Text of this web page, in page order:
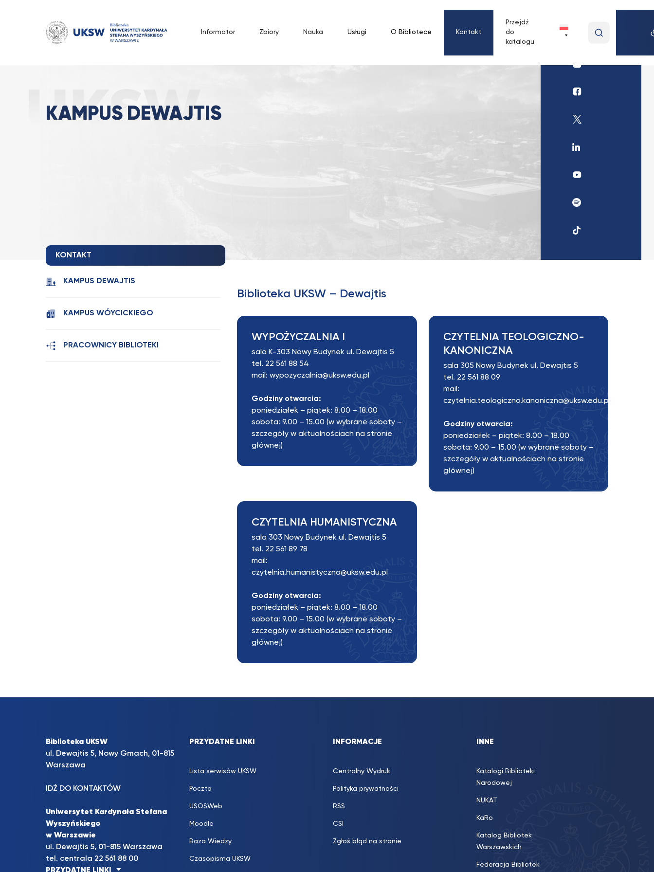
Informator Zbiory Nauka Usługi O Bibliotece Kontakt
Przejdź
do
katalogu
KAMPUS DEWAJTIS
Profil
Facebook
Profil
Linkedin
UKSW
UKSW
TikTok
KONTAKT
KAMPUS DEWAJTIS
KAMPUS WÓYCICKIEGO
PRACOWNICY BIBLIOTEKI
Biblioteka UKSW – Dewajtis
WYPOŻYCZALNIA I
sala K-303 Nowy Budynek ul. Dewajtis 5
tel. 22 561 88 54
mail:wypozyczalnia@uksw.edu.pl
Godziny otwarcia:
poniedziałek – piątek: 8.00 – 18.00
sobota: 9.00 – 15.00 (w wybrane soboty –
szczegóły waktualnościach na stronie
głównej)
CZYTELNIA TEOLOGICZNO-
KANONICZNA
sala 305 Nowy Budynek ul. Dewajtis 5
tel. 22 561 88 09
mail:
czytelnia.teologiczno.kanoniczna@uksw.edu.pl
Godziny otwarcia:
poniedziałek – piątek: 8.00 – 18.00
sobota: 9.00 – 15.00 (w wybrane soboty –
szczegóły w aktualnościach na stronie
głównej)
CZYTELNIA HUMANISTYCZNA
sala 303 Nowy Budynek ul. Dewajtis 5
tel. 22 561 89 78
mail:
czytelnia.humanistyczna@uksw.edu.pl
Godziny otwarcia:
poniedziałek – piątek: 8.00 – 18.00
sobota: 9.00 – 15.00 (w wybrane soboty –
szczegóły waktualnościach na stronie
głównej)
Biblioteka UKSW
ul. Dewajtis 5, Nowy Gmach, 01-815
Warszawa
IDŹ DO KONTAKTÓW
Uniwersytet Kardynała Stefana
Wyszyńskiego
w Warszawie
ul. Dewajtis 5, 01-815 Warszawa
tel. centrala 22 561 88 00
PRZYDATNE LINKI
Lista serwisów UKSW
Poczta
USOSWeb
Moodle
Baza Wiedzy
Czasopisma UKSW
INFORMACJE
Centralny Wydruk
Polityka prywatności
RSS
CSI
Zgłoś błąd na stronie
INNE
Katalogi Biblioteki
Narodowej
NUKAT
KaRo
Katalog Bibliotek
Warszawskich
Federacja Bibliotek